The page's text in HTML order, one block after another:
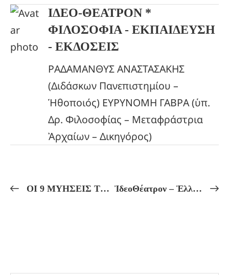
ΙΔΕΟ-ΘΕΑΤΡΟΝ *
ΦΙΛΟΣΟΦΙΑ - ΕΚΠΑΙΔΕΥΣΗ
- ΕΚΔΟΣΕΙΣ
ΡΑΔΑΜΑΝΘΥΣ ΑΝΑΣΤΑΣΑΚΗΣ
(Διδάσκων Πανεπιστημίου –
Ἡθοποιός) ΕΥΡΥΝΟΜΗ ΓΑΒΡΑ (ὑπ.
Δρ. Φιλοσοφίας – Μεταφράστρια
Ἀρχαίων – Δικηγόρος)
ΟΙ 9 ΜΥΗΣΕΙΣ ΤΩΝ ΕΛΕΥΣΙΝΙΩΝ ΜΥΣΤΗΡΙΩΝ! ἸδεοΘέατρον – Ἑλληνικόν Πνεῦμα Πρόγραμμα Μαθημάτων ἀπό 13/10 ἔως 18/10